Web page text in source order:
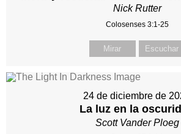
Nick Rutter
Colosenses 3:1-25
Mirar Escuchar
24 de diciembre de
La luz en la
Scott Vander Ploeg